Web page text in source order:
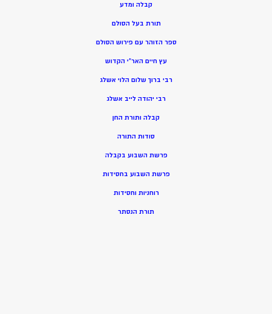
קבלה ומדע
תורת בעל הסולם
ספר הזוהר עם פירוש הסולם
עץ חיים האר”י הקדוש
רבי ברוך שלום הלוי אשלג
רבי יהודה לייב אשלג
קבלה ותורת החן
סודות התורה
פרשת השבוע בקבלה
פרשת השבוע בחסידות
רוחניות וחסידות
תורת הנסתר